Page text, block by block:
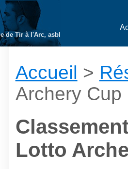
de Tir à l'Arc, asbl
Accueil >
Archery Cup
Lotto